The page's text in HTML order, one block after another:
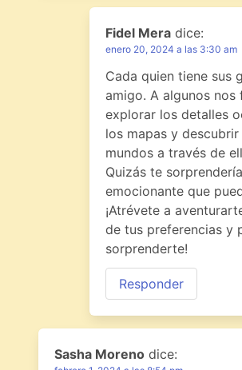
Fidel Mera dice:
enero 20, 2024 a las 3:30 am
Cada quien tiene sus
amigo. A algunos nos
explorar los detalles
los mapas y descubrir
mundos a través de
Quizás te
emocionante que
¡Atrévete a
de tus preferencias y
sorprenderte!
Responder
Sasha Moreno dice: